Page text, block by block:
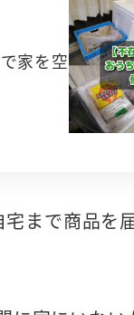
家を空
まで商品を